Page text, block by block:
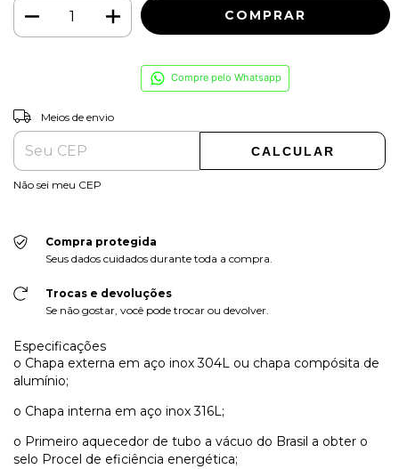
Compre pelo Whatsapp
Entregas para o CEP:
Meios de envio
CALCULAR
Não sei meu CEP
Compra protegida
Seus dados cuidados durante toda a compra.
Trocas e devoluções
Se não gostar, você pode trocar ou devolver.
Especificações
o Chapa externa em aço inox 304L ou chapa compósita de
alumínio;
o Chapa interna em aço inox 316L;
o Primeiro aquecedor de tubo a vácuo do Brasil a obter o
selo Procel de eficiência energética;